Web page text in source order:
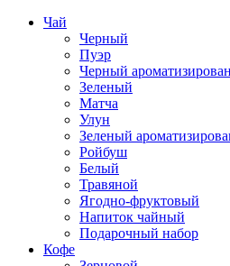
Чай
Черный
Пуэр
Черный
Зеленый
Матча
Улун
Зеленый
Ройбуш
Белый
Травяной
Ягодно-фруктовый
Напиток чайный
Подарочный набор
Кофе